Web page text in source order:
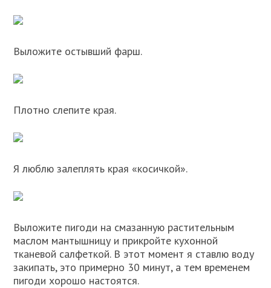
Выложите остывший фарш.
Плотно слепите края.
Я люблю залеплять края «косичкой».
Выложите пигоди на смазанную растительным
маслом мантышницу и прикройте кухонной
тканевой салфеткой. В этот момент я ставлю воду
закипать, это примерно 30 минут, а тем временем
пигоди хорошо настоятся.